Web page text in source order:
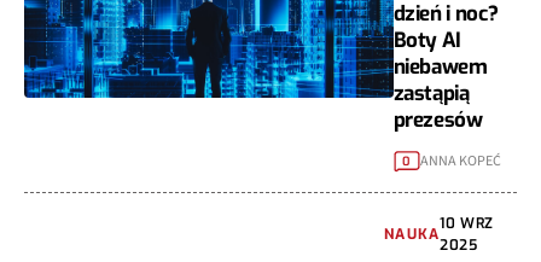
dzień i noc?
Boty AI
niebawem
zastąpią
prezesów
0 ANNA KOPEĆ
NAUKA
10 WRZ
2025